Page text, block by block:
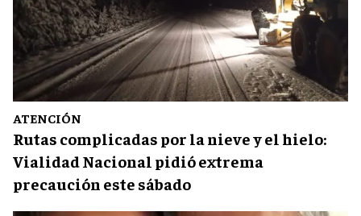
ATENCIÓN
Rutas complicadas por la nieve y el hielo:
Vialidad Nacional pidió extrema
precaución este sábado